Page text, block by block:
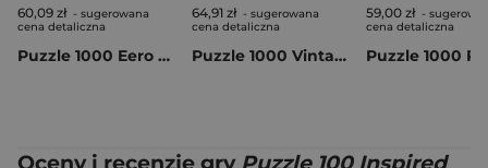
60,09 zł - sugerowana
cena detaliczna
Puzzle 1000 Eero Järnefelt Landscape from Koli 58691
64,91 zł - sugerowana
cena detaliczna
Puzzle 1000 Vintage Posters Tallinn 58659
59,00 zł -
cena detaliczna